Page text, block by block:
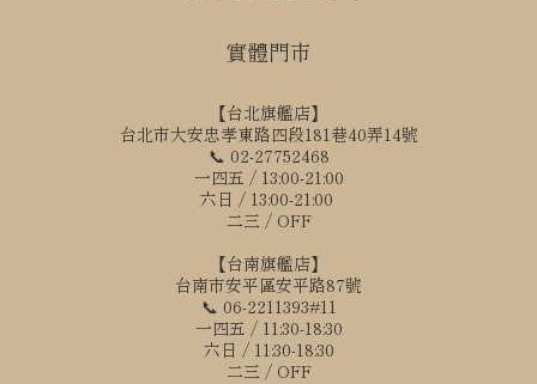
實體門市
【台北旗艦店】
台北市大安忠孝東路四段181巷40弄14號
📞 02-27752468
一四五 / 13:00-21:00
六日 / 13:00-21:00
二三 / OFF
【台南旗艦店】
台南市安平區安平路87號
📞 06-2211393#11
一四五 / 11:30-18:30
六日 / 11:30-18:30
二三 / OFF